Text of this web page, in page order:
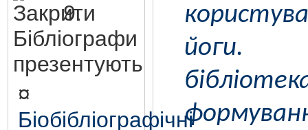
9.
Бібліографи
презентують
¤
Біобібліографічні
йоги.